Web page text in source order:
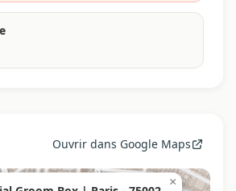
Ouvrir dans Google Maps
×